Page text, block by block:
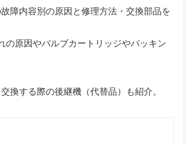
障内容別の原因と修理方法・交換部品を
の原因やバルブカートリッジやパッキン
換する際の後継機（代替品）も紹介。